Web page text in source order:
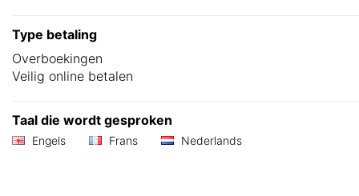
Type betaling
Overboekingen
Veilig online betalen
Taal die wordt gesproken
Engels Frans Nederlands